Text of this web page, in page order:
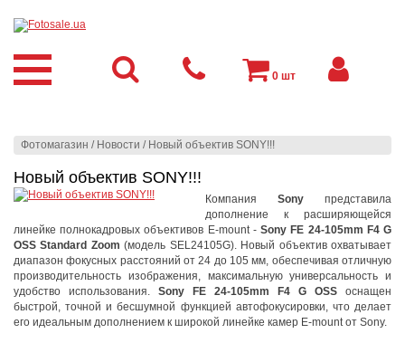
Фотомагазин / Новости / Новый объектив SONY!!!
Новый объектив SONY!!!
Компания Sony представила
дополнение к расширяющейся
линейке полнокадровых объективов E-mount -Sony FE 24-105mm F4 G
OSS Standard Zoom (модель SEL24105G). Новый объектив охватывает
диапазон фокусных расстояний от 24 до 105 мм, обеспечивая отличную
производительность изображения, максимальную универсальность и
удобство использования. Sony FE 24-105mm F4 G OSS оснащен
быстрой, точной и бесшумной функцией автофокусировки, что делает
его идеальным дополнением к широкой линейке камер E-mount от Sony.
0 шт